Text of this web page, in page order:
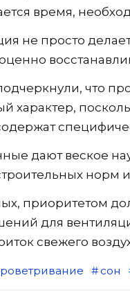
время,
не просто
что
характер,
дают веское
норм
приоритетом
для
свежего
сон